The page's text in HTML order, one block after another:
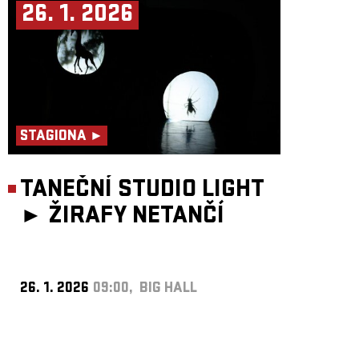
26. 1. 2026
STAGIONA ►
TANEČNÍ STUDIO LIGHT
► ŽIRAFY NETANČÍ
26. 1. 2026 09:00, BIG HALL